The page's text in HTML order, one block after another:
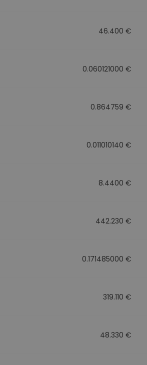
46.400 €
0.060121000 €
0.864759 €
0.011010140 €
8.4400 €
442.230 €
0.171485000 €
319.110 €
48.330 €